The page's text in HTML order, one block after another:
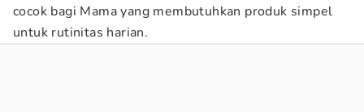
cocok bagi Mama yang membutuhkan produk simpel
untuk rutinitas harian.